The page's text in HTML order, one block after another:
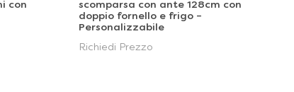
con
scomparsa con ante 128cm con
doppio fornello e frigo –
Personalizzabile
Richiedi Prezzo